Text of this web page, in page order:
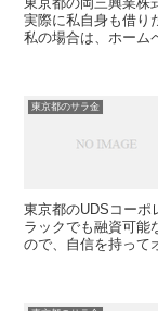
実際に私自身も借り
私の場合は、ホーム
東京都のサラ金
東京都のUDSコーポ
ラックでも融資可能
ので、自信を持って